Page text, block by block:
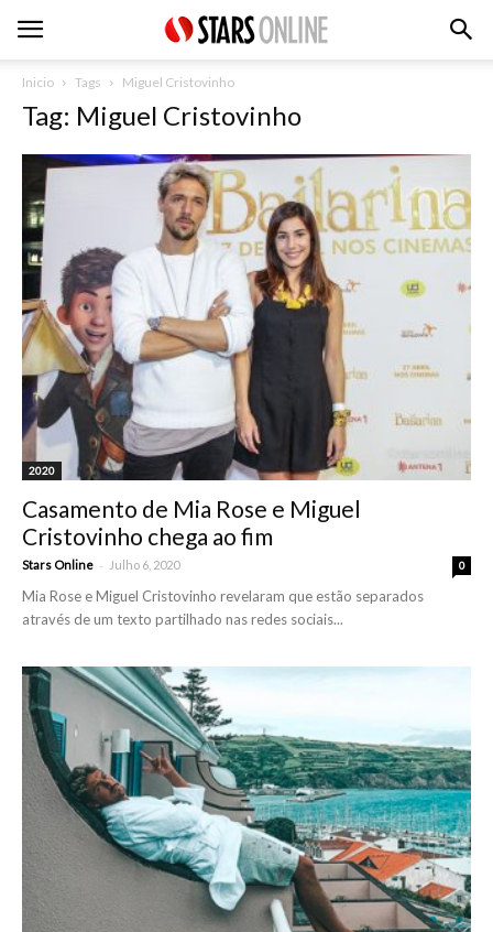
Inicio Tags Miguel Cristovinho
Tag: Miguel Cristovinho
2020
Casamento de Mia Rose e Miguel
Cristovinho chega ao fim
Stars Online - Julho 6, 2020 0
Mia Rose e Miguel Cristovinho revelaram que estão separados
através de um texto partilhado nas redes sociais...